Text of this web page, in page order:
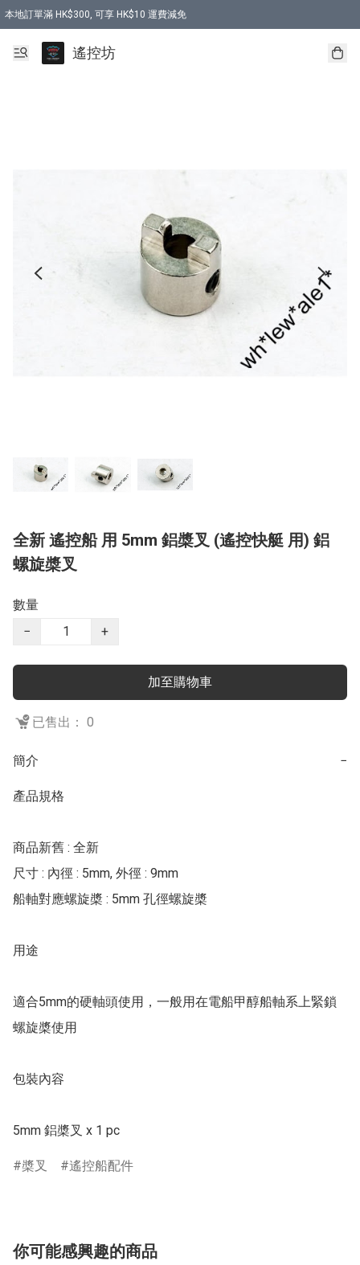
本地訂單滿 HK$300, 可享 HK$10 運費減免
購買 7.6V 6500mah 70C 電池 送 7.6V USB充電器
遙控坊
全新 遙控船 用 5mm 鋁槳叉 (遙控快艇 用) 鋁
螺旋槳叉
數量
−
+
加至購物車
已售出： 0
簡介 −
產品規格
商品新舊 : 全新
尺寸 : 內徑 : 5mm, 外徑 : 9mm
船軸對應螺旋槳 : 5mm 孔徑螺旋槳
用途
適合5mm的硬軸頭使用，一般用在電船甲醇船軸系上緊鎖
螺旋槳使用
包裝內容
5mm 鋁槳叉 x 1 pc
槳叉 遙控船配件
你可能感興趣的商品